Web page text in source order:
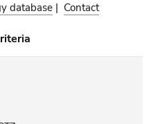
database | Contact